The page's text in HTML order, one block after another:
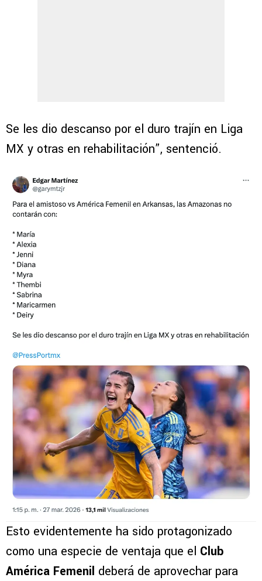
Se les dio descanso por el duro trajín en Liga
MX y otras en rehabilitación”, sentenció.
Esto evidentemente ha sido protagonizado
como una especie de ventaja que el Club
América Femenil deberá de aprovechar para